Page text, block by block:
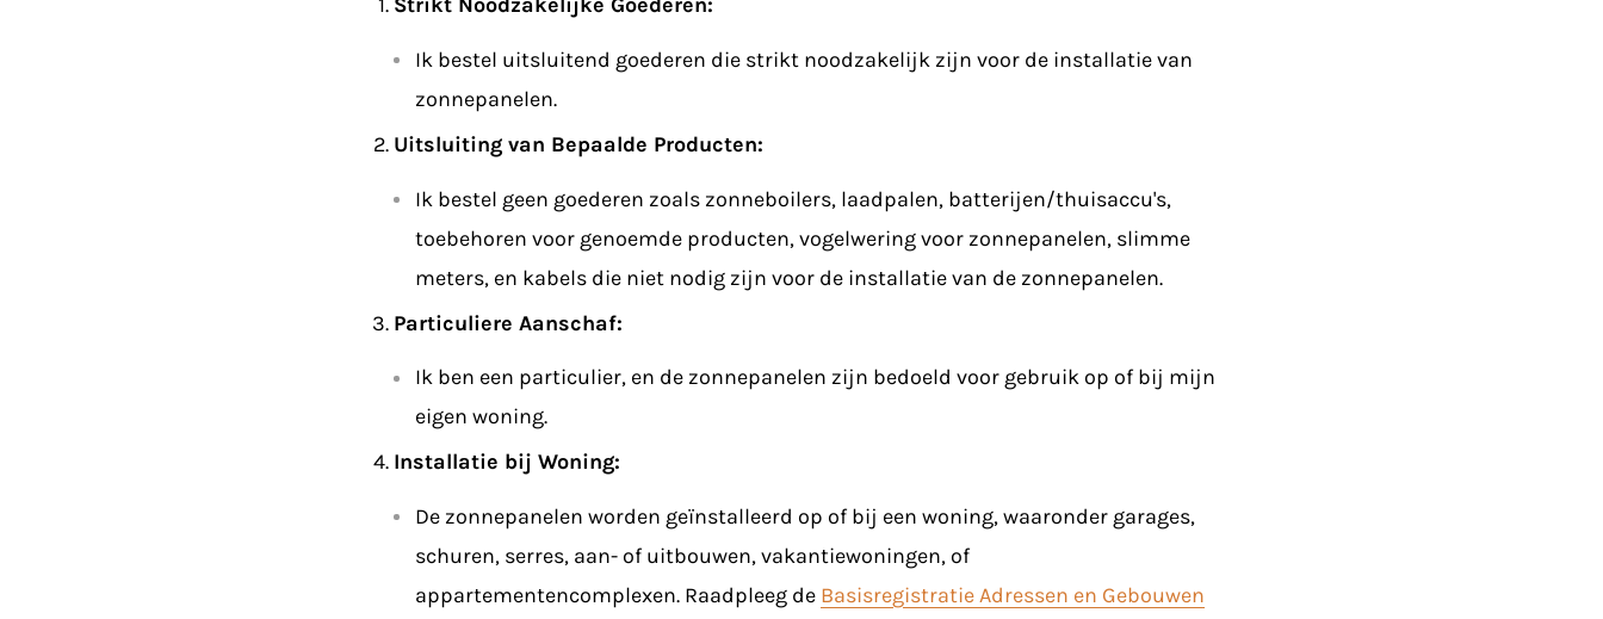
Ik bestel uitsluitend goederen die strikt noodzakelijk zijn voor de installatie van
zonnepanelen.
Uitsluiting van Bepaalde Producten:
Ik bestel geen goederen zoals zonneboilers, laadpalen, batterijen/thuisaccu's,
toebehoren voor genoemde producten, vogelwering voor zonnepanelen, slimme
meters, en kabels die niet nodig zijn voor de installatie van de zonnepanelen.
Particuliere Aanschaf:
Ik ben een particulier, en de zonnepanelen zijn bedoeld voor gebruik op of bij mijn
eigen woning.
Installatie bij Woning:
De zonnepanelen worden geïnstalleerd op of bij een woning, waaronder garages,
schuren, serres, aan- of uitbouwen, vakantiewoningen, of
appartementencomplexen. Raadpleeg de Basisregistratie Adressen en Gebouwen